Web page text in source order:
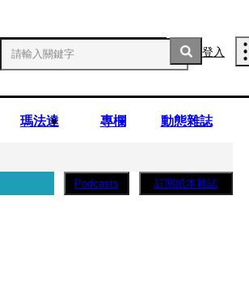
登入
瑪法達 專欄 動態雜誌
Podcasts 訂閱紙本雜誌